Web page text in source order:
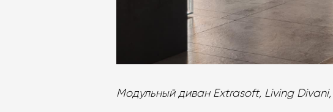
Модульный диван Extrasoft, Living